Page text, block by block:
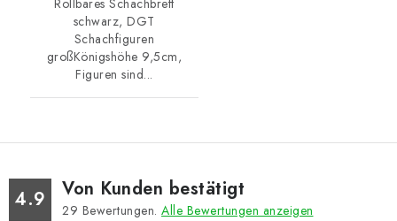
Rollbares Schachbrett
schwarz, DGT
Schachfiguren
großKönigshöhe 9,5cm,
Figuren sind...
4.9 Von Kunden bestätigt
29 Bewertungen. Alle Bewertungen anzeigen